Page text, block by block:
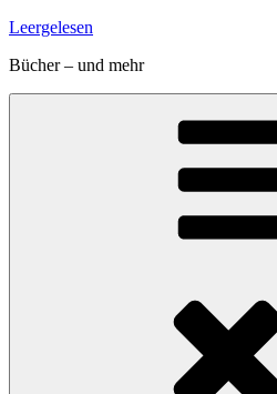
Zum
springen
Leergelesen
Bücher – und mehr